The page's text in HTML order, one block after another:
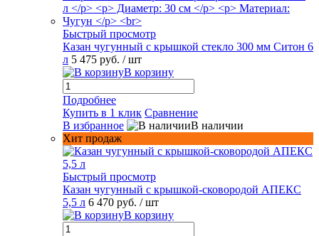
Быстрый просмотр
Казан чугунный с крышкой стекло 300 мм Ситон 6
л 5 475 руб. / шт
В корзину
Подробнее
Купить в 1 клик Сравнение
В избранное
В наличии
Хит продаж
Быстрый просмотр
Казан чугунный с крышкой-сковородой АПЕКС
5,5 л 6 470 руб. / шт
В корзину